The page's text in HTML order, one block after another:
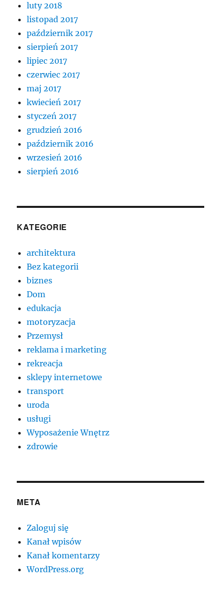
luty 2018
listopad 2017
październik 2017
sierpień 2017
lipiec 2017
czerwiec 2017
maj 2017
kwiecień 2017
styczeń 2017
grudzień 2016
październik 2016
wrzesień 2016
sierpień 2016
KATEGORIE
architektura
Bez kategorii
biznes
Dom
edukacja
motoryzacja
Przemysł
reklama i marketing
rekreacja
sklepy internetowe
transport
uroda
usługi
Wyposażenie Wnętrz
zdrowie
META
Zaloguj się
Kanał wpisów
Kanał komentarzy
WordPress.org